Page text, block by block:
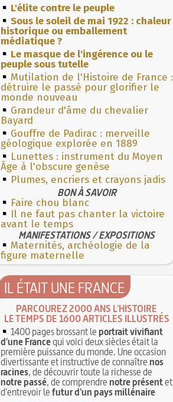
L'élite contre le peuple
Sous le soleil de mai 1922 : chaleur
historique ou emballement
médiatique ?
Le masque de l'ingérence ou le
peuple sous tutelle
Mutilation de l'Histoire de France :
détruire le passé pour glorifier le
monde nouveau
Grandeur d'âme du chevalier
Bayard
Gouffre de Padirac : merveille
géologique explorée en 1889
Lunettes : instrument du Moyen
Âge à l'obscure genèse
Plumes, encriers et crayons jadis
BON À SAVOIR
Faire chou blanc
Il ne faut pas chanter la victoire
avant le temps
MANIFESTATIONS / EXPOSITIONS
Maternités, archéologie de la
figure maternelle
IL ÉTAIT UNE FRANCE
PARCOUREZ 2000 ANS L'HISTOIRE
LE TEMPS DE 1600 ARTICLES ILLUSTRÉS
1400 pages brossant leportrait vivifiant
d'une Francequi voici deux siècles était la
première puissance du monde. Une occasion
divertissante et instructive de connaîtrenos
racines, de découvrir toute la richesse de
notre passé, de comprendrenotre présentet
d'entrevoir lefutur d'un pays millénaire